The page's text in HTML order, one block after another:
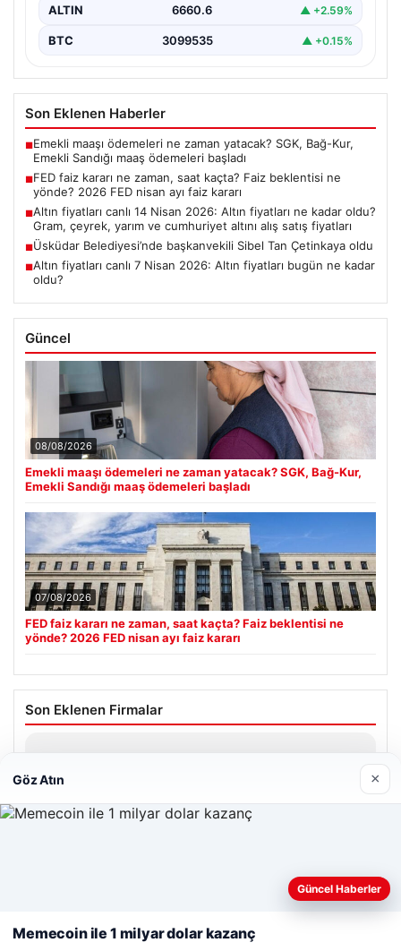
ALTIN 6660.6 ▲ +2.59%
BTC 3099535 ▲ +0.15%
Son Eklenen Haberler
■Emekli maaşı ödemeleri ne zaman yatacak? SGK, Bağ-Kur,
Emekli Sandığı maaş ödemeleri başladı
■FED faiz kararı ne zaman, saat kaçta? Faiz beklentisi ne
yönde? 2026 FED nisan ayı faiz kararı
■Altın fiyatları canlı 14 Nisan 2026: Altın fiyatları ne kadar oldu?
Gram, çeyrek, yarım ve cumhuriyet altını alış satış fiyatları
■Üsküdar Belediyesi’nde başkanvekili Sibel Tan Çetinkaya oldu
■Altın fiyatları canlı 7 Nisan 2026: Altın fiyatları bugün ne kadar
oldu?
Güncel
08/08/2026
Emekli maaşı ödemeleri ne zaman yatacak? SGK, Bağ-Kur,
Emekli Sandığı maaş ödemeleri başladı
07/08/2026
FED faiz kararı ne zaman, saat kaçta? Faiz beklentisi ne
yönde? 2026 FED nisan ayı faiz kararı
Son Eklenen Firmalar
28/04/2026
Web sitemizi nasıl kullandığınızı daha iyi anlayabilmek,
deneyiminizi kişiselleştirmek ve geliştirmek amacıyla çerezler
Kabul Et
Göz Atın ×
Güncel Haberler
Memecoin ile 1 milyar dolar kazanç